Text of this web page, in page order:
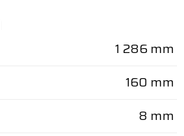
1 286 mm
160 mm
8 mm